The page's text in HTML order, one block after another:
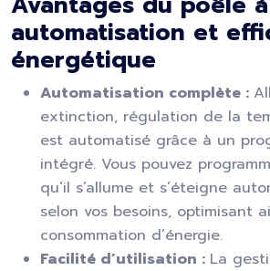
automatisation et
énergétique
Automatisation complète :
extinction, régulation de la
est automatisé grâce à un
intégré. Vous pouvez
qu’il s’allume et s’éteigne
selon vos besoins, optimisant
consommation d’énergie.
Facilité d’utilisation : La